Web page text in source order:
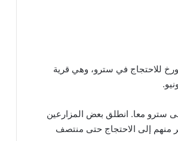
وليمبورخ للاحتجاج في سترو، وهي قرية
الأربعاء قبل السفر إلى سترو معا. انطلق بعض المزارعين
يصل الكثير منهم إلى الاحتجاج حتى منتصف